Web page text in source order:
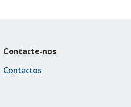
Contacte-nos
Contactos